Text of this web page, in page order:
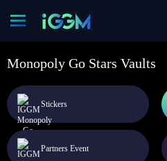
Monopoly Go Stars Vaults
Stickers
Partners Event